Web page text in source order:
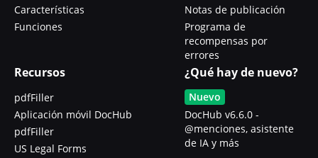
Características
Funciones
Notas de publicación
Programa de
recompensas por
errores
Recursos
pdfFiller
Aplicación móvil DocHub
pdfFiller
US Legal Forms
¿Qué hay de nuevo?
Nuevo
DocHub v6.6.0 -
@menciones, asistente
de IA y más